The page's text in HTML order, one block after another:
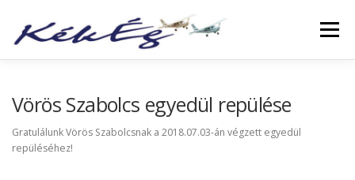
Menü
FÜZETEK
Vörös Szabolcs egyedül repülése
Gratulálunk Vörös Szabolcsnak a 2018.07.03-án végzett egyedül
repüléséhez!